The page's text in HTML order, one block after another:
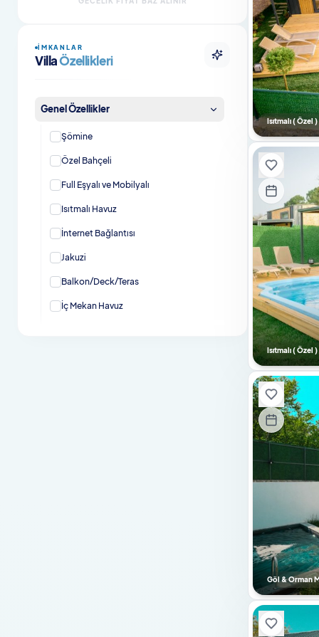
Evcil Hayvan Dostu Villalar
Isıtmalı Havuzlu Villalar
Kahvaltı Dahil Villalar
En Çok Tercih Edilenler
İMKANLAR
VillaÖzellikleri
Genel Özellikler
Şömine
Özel Bahçeli
Full Eşyalı ve Mobilyalı
Isıtmalı Havuz
İnternet Bağlantısı
Jakuzi
Balkon/Deck/Teras
İç Mekan Havuz
Isıtmalı ( Özel
Isıtmalı ( Özel
Göl & Orman